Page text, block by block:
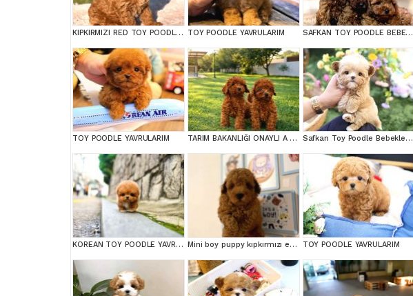
KIPKIRMIZI RED TOY POODLE SEVİMLİ YAVRULAR TOY POODLE YAVRULARIM SAFKAN TOY POODLE BEBEKLERİMİZ BAKIRKÖY
TOY POODLE YAVRULARIM TARIM BAKANLIĞI ONAYLI A KALİTE TOY YAVRULAR Safkan Toy Poodle Bebeklerimiz
KOREAN TOY POODLE YAVRULARIMIZ Mini boy puppy kıpkırmızı ev üretimi yavrularımız TOOY POODLE TOY POODLE YAVRULARIM